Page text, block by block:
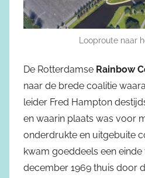
Looproute naar
De Rotterdamse Rainbow
naar de brede coalitie
leider Fred Hampton
en waarin plaats was voor
onderdrukte en uitgebuite
kwam goeddeels een einde
december 1969 thuis door